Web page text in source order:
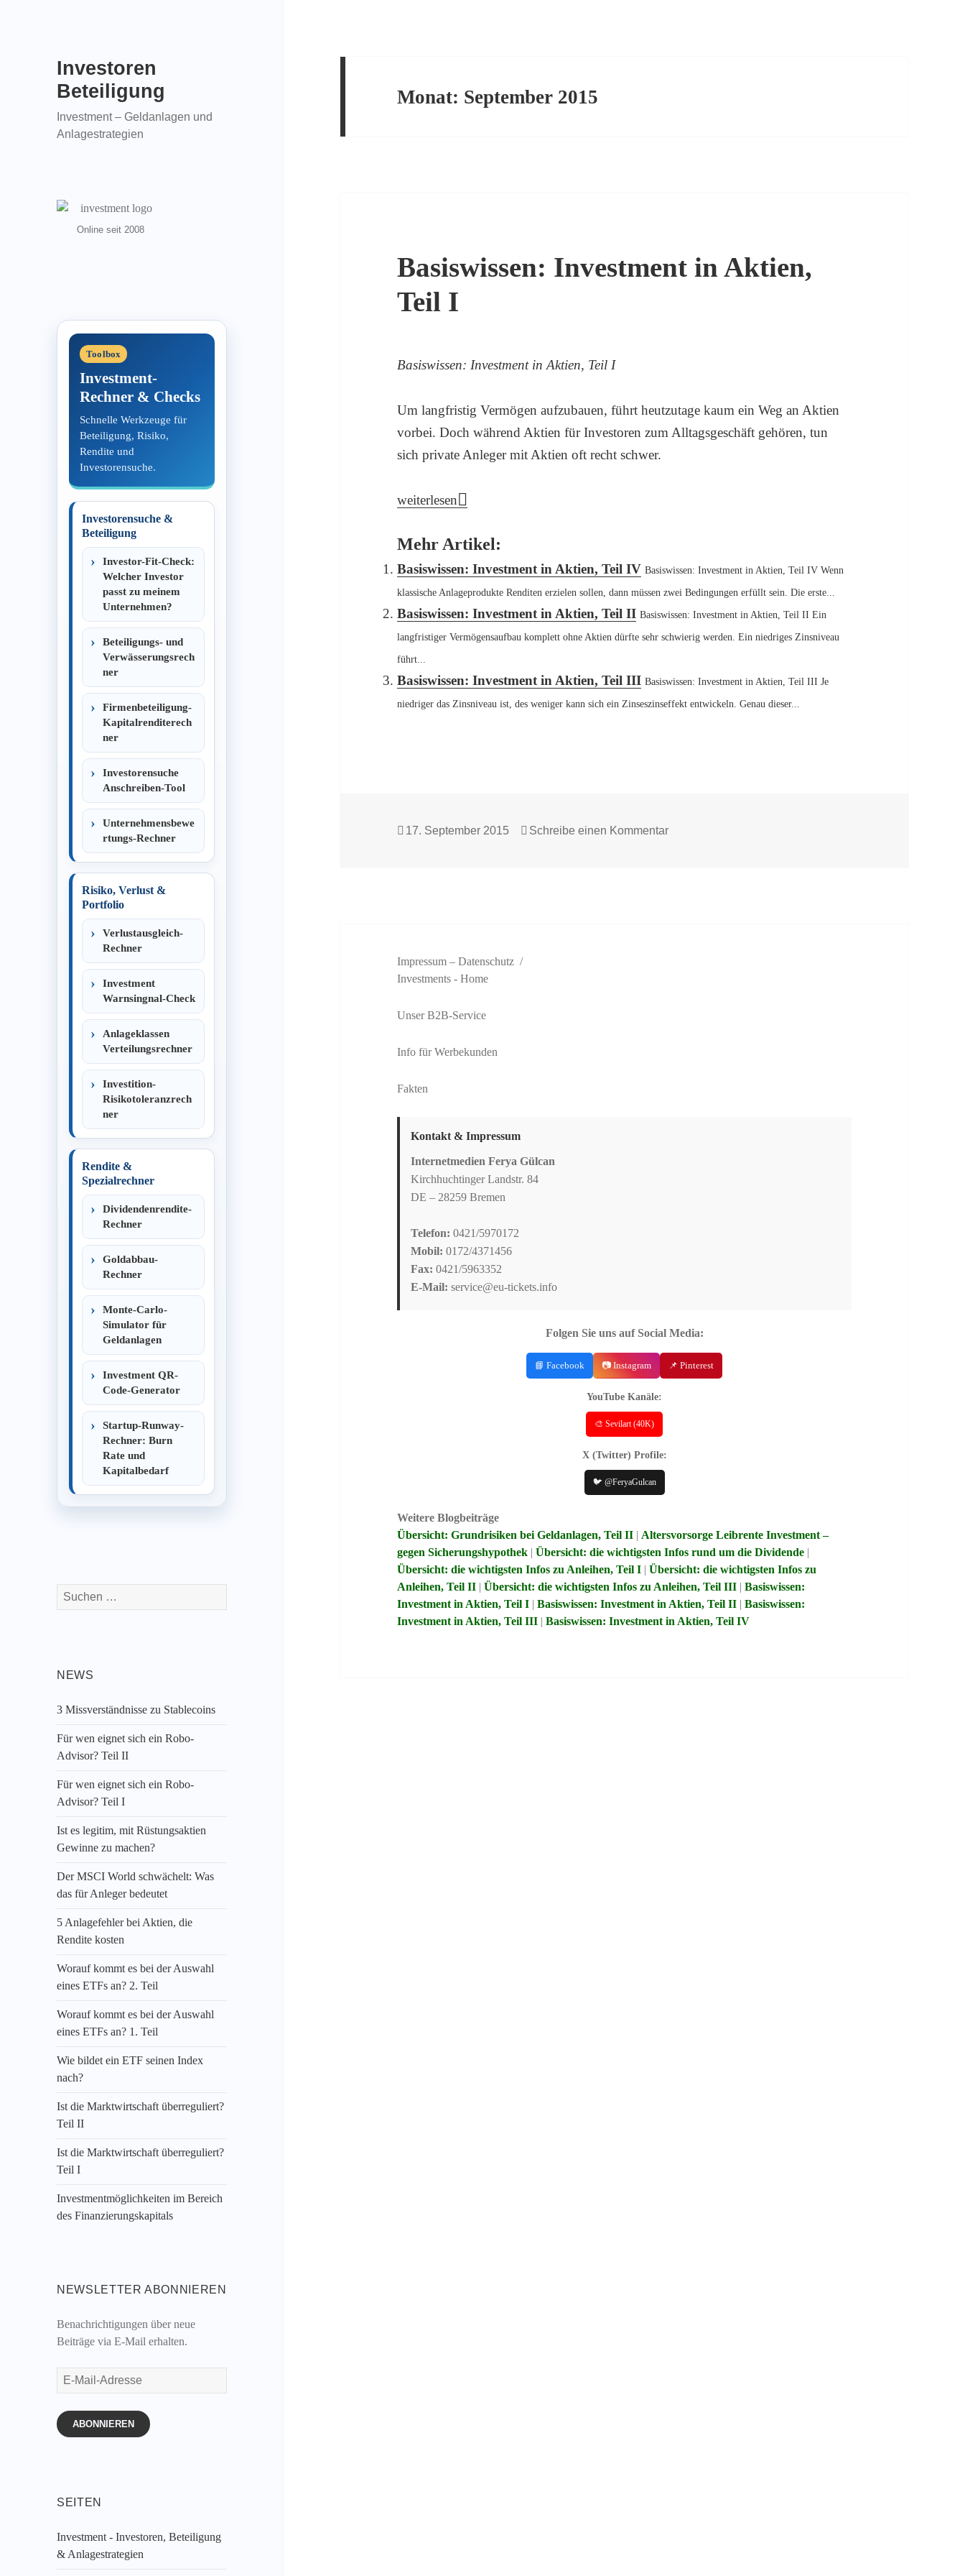
Investoren
Beteiligung
Investment – Geldanlagen und
Anlagestrategien
Online seit 2008
Toolbox
Investment-
Rechner & Checks
Schnelle Werkzeuge für
Beteiligung, Risiko,
Rendite und
Investorensuche.
Investorensuche &
Beteiligung
Investor-Fit-Check:
Welcher Investor
passt zu meinem
Unternehmen?
Beteiligungs- und
Verwässerungsrech
ner
Firmenbeteiligung-
Kapitalrenditerech
ner
Investorensuche
Anschreiben-Tool
Unternehmensbewe
rtungs-Rechner
Risiko, Verlust &
Portfolio
Verlustausgleich-
Rechner
Investment
Warnsingnal-Check
Anlageklassen
Verteilungsrechner
Investition-
Risikotoleranzrech
ner
Rendite &
Spezialrechner
Dividendenrendite-
Rechner
Goldabbau-
Rechner
Monte-Carlo-
Simulator für
Geldanlagen
Investment QR-
Code-Generator
Startup-Runway-
Rechner: Burn
Rate und
Kapitalbedarf
Suchen
nach:
NEWS
3 Missverständnisse zu Stablecoins
Für wen eignet sich ein Robo-
Advisor? Teil II
Für wen eignet sich ein Robo-
Advisor? Teil I
Ist es legitim, mit Rüstungsaktien
Gewinne zu machen?
Der MSCI World schwächelt: Was
das für Anleger bedeutet
5 Anlagefehler bei Aktien, die
Rendite kosten
Worauf kommt es bei der Auswahl
eines ETFs an? 2. Teil
Worauf kommt es bei der Auswahl
eines ETFs an? 1. Teil
Wie bildet ein ETF seinen Index
nach?
Ist die Marktwirtschaft überreguliert?
Teil II
Ist die Marktwirtschaft überreguliert?
Teil I
Investmentmöglichkeiten im Bereich
des Finanzierungskapitals
NEWSLETTER ABONNIEREN
Benachrichtigungen über neue
Beiträge via E-Mail erhalten.
E-
Mail-
Adresse
ABONNIEREN
SEITEN
Investment - Investoren, Beteiligung
& Anlagestrategien
Monat: September 2015
Basiswissen: Investment in Aktien,
Teil I
Basiswissen: Investment in Aktien, Teil I
Um langfristig Vermögen aufzubauen, führt heutzutage kaum ein Weg an Aktien
vorbei. Doch während Aktien für Investoren zum Alltagsgeschäft gehören, tun
sich private Anleger mit Aktien oft recht schwer.
Basiswissen: Investment in Aktien, Teil I
weiterlesen
Mehr Artikel:
Basiswissen: Investment in Aktien, Teil IV Basiswissen: Investment in Aktien, Teil IV Wenn
klassische Anlageprodukte Renditen erzielen sollen, dann müssen zwei Bedingungen erfüllt sein. Die erste...
Basiswissen: Investment in Aktien, Teil II Basiswissen: Investment in Aktien, Teil II Ein
langfristiger Vermögensaufbau komplett ohne Aktien dürfte sehr schwierig werden. Ein niedriges Zinsniveau
führt...
Basiswissen: Investment in Aktien, Teil III Basiswissen: Investment in Aktien, Teil III Je
niedriger das Zinsniveau ist, des weniger kann sich ein Zinseszinseffekt entwickeln. Genau dieser...
Veröffentlicht
17. September 2015 Schreibe einen Kommentarzu Basiswissen: Investment in Aktien, Teil I
Impressum – Datenschutz
Investments - Home
Unser B2B-Service
Info für Werbekunden
Fakten
Kontakt & Impressum
Internetmedien Ferya Gülcan
Kirchhuchtinger Landstr. 84
DE – 28259 Bremen
Telefon: 0421/5970172
Mobil: 0172/4371456
Fax: 0421/5963352
E-Mail: service@eu-tickets.info
Folgen Sie uns auf Social Media:
📘 Facebook 📷 Instagram 📌 Pinterest
YouTube Kanäle:
🎨 Sevilart (40K)
X (Twitter) Profile:
🐦 @FeryaGulcan
Weitere Blogbeiträge
Übersicht: Grundrisiken bei Geldanlagen, Teil II | Altersvorsorge Leibrente Investment –
gegen Sicherungshypothek |Übersicht: die wichtigsten Infos rund um die Dividende |
Übersicht: die wichtigsten Infos zu Anleihen, Teil I |Übersicht: die wichtigsten Infos zu
Anleihen, Teil II |Übersicht: die wichtigsten Infos zu Anleihen, Teil III |Basiswissen:
Investment in Aktien, Teil I |Basiswissen: Investment in Aktien, Teil II |Basiswissen:
Investment in Aktien, Teil III |Basiswissen: Investment in Aktien, Teil IV